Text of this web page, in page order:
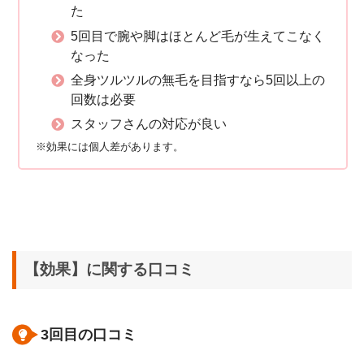
た
5回目で腕や脚はほとんど毛が生えてこなく
なった
全身ツルツルの無毛を目指すなら5回以上の
回数は必要
スタッフさんの対応が良い
※効果には個人差があります。
【効果】に関する口コミ
3回目の口コミ